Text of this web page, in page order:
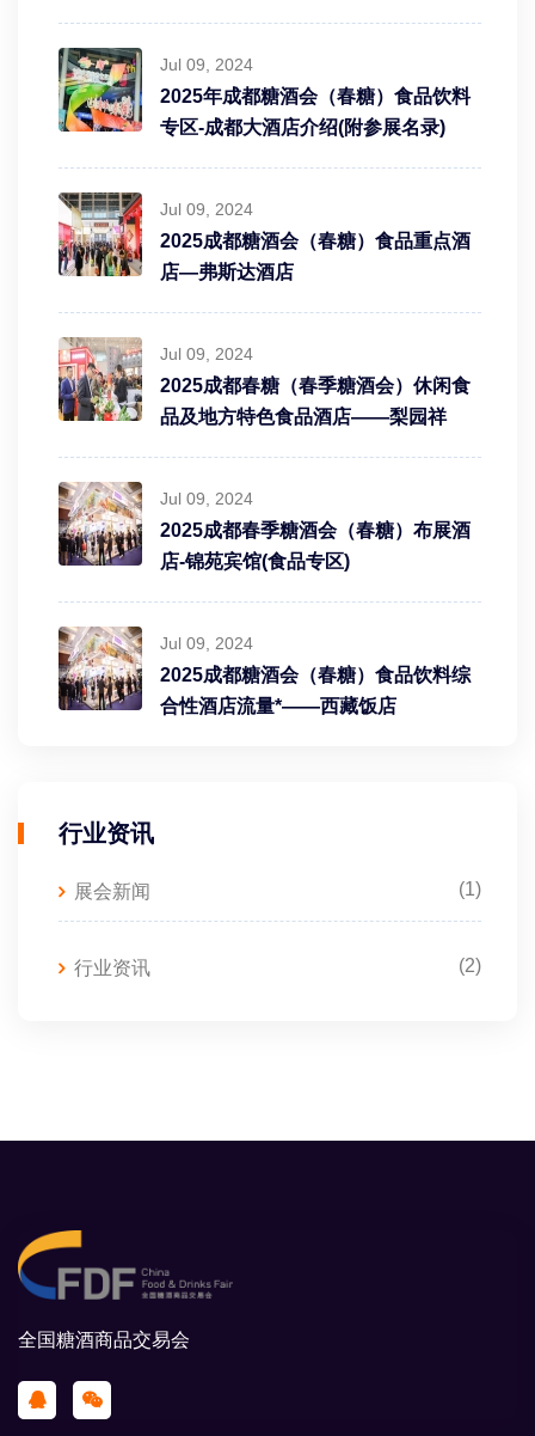
Jul 09, 2024
2025年成都糖酒会（春糖）食品饮料
专区-成都大酒店介绍(附参展名录)
Jul 09, 2024
2025成都糖酒会（春糖）食品重点酒
店—弗斯达酒店
Jul 09, 2024
2025成都春糖（春季糖酒会）休闲食
品及地方特色食品酒店——梨园祥
Jul 09, 2024
2025成都春季糖酒会（春糖）布展酒
店-锦苑宾馆(食品专区)
Jul 09, 2024
2025成都糖酒会（春糖）食品饮料综
合性酒店流量*——西藏饭店
行业资讯
展会新闻 (1)
行业资讯 (2)
全国糖酒商品交易会